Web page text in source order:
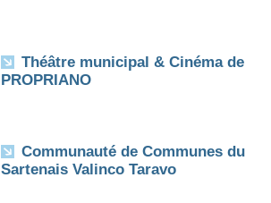
Théâtre municipal & Cinéma de
PROPRIANO
Communauté de Communes du
Sartenais Valinco Taravo